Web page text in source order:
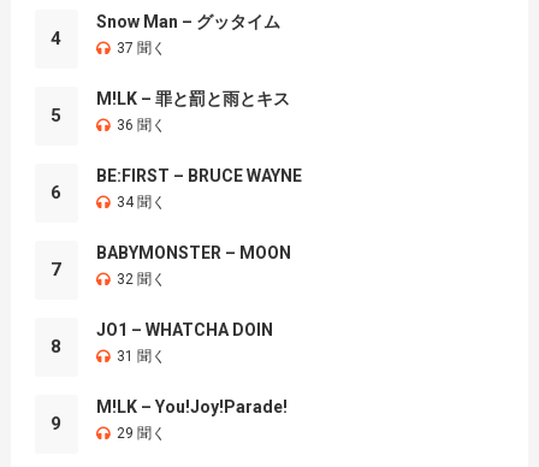
4
Snow Man – グッタイム
37 聞く
5
M!LK – 罪と罰と雨とキス
36 聞く
6
BE:FIRST – BRUCE WAYNE
34 聞く
7
BABYMONSTER – MOON
32 聞く
8
JO1 – WHATCHA DOIN
31 聞く
9
M!LK – You!Joy!Parade!
29 聞く